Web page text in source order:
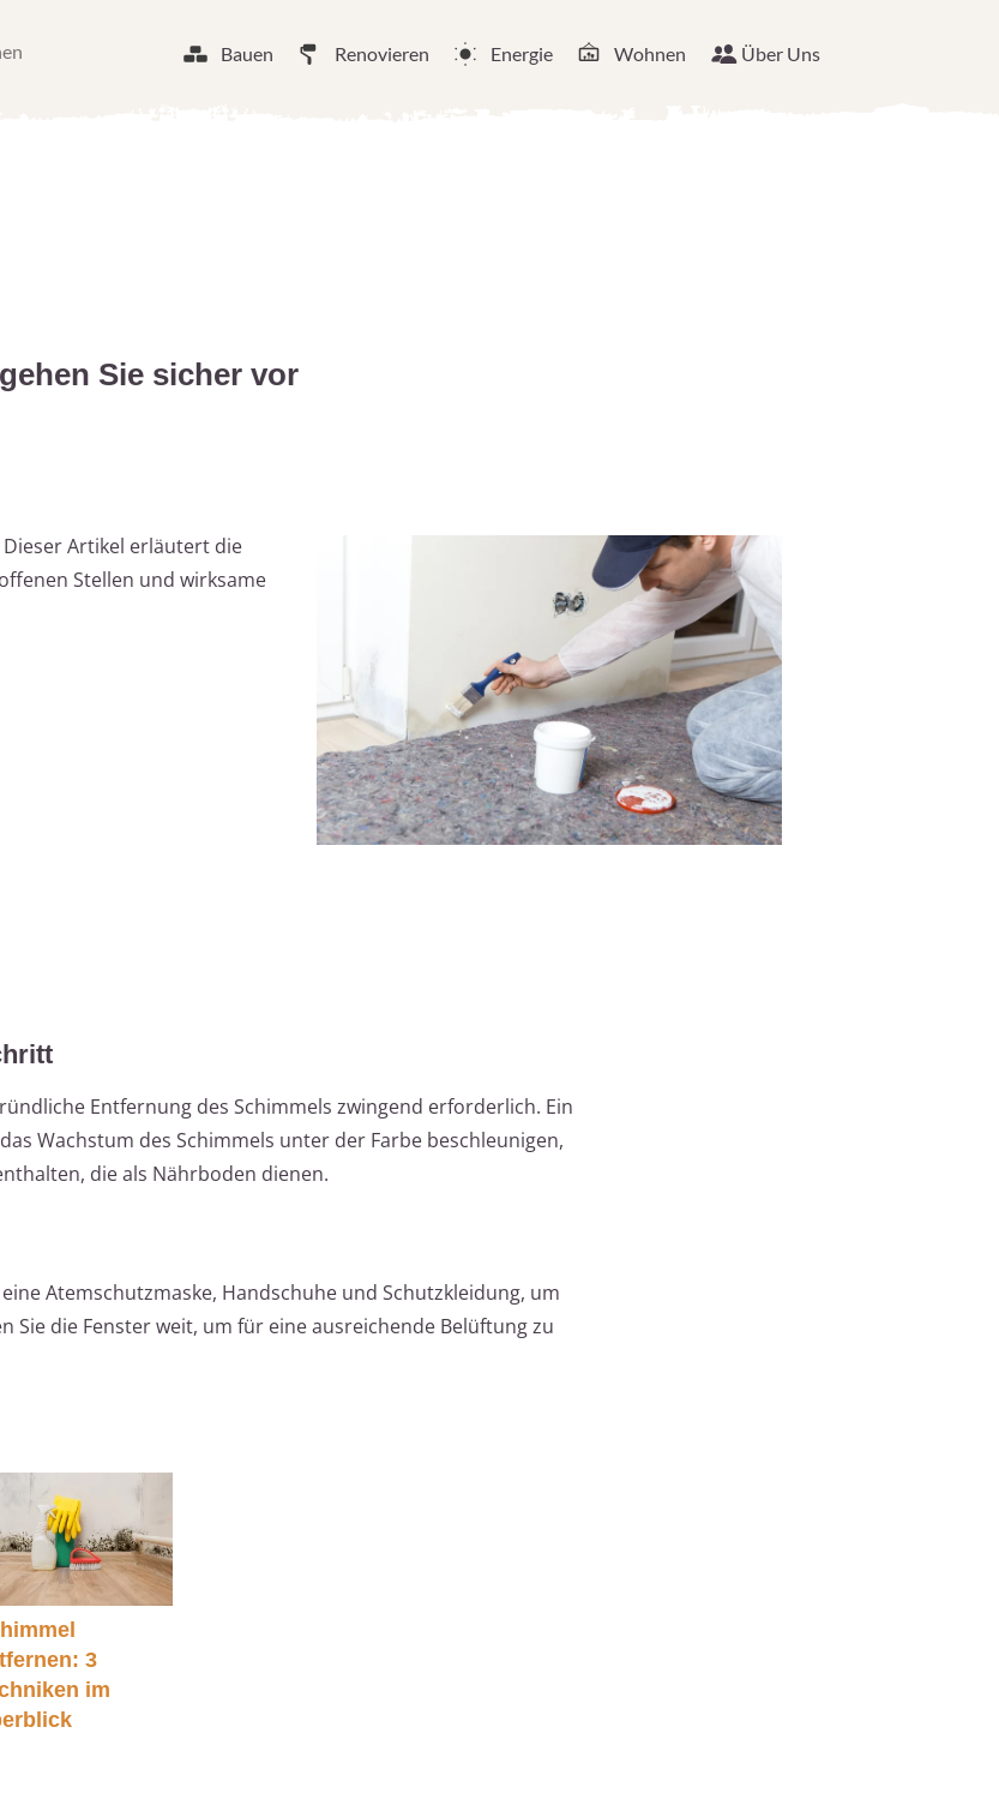
Bauen Renovieren Energie Wohnen Über Uns
Sie sicher vor
Artikel erläutert die
Stellen und wirksame
Entfernung des Schimmels zwingend erforderlich. Ein
Wachstum des Schimmels unter der Farbe beschleunigen,
die als Nährboden dienen.
Atemschutzmaske, Handschuhe und Schutzkleidung, um
Sie die Fenster weit, um für eine ausreichende Belüftung zu
3
im